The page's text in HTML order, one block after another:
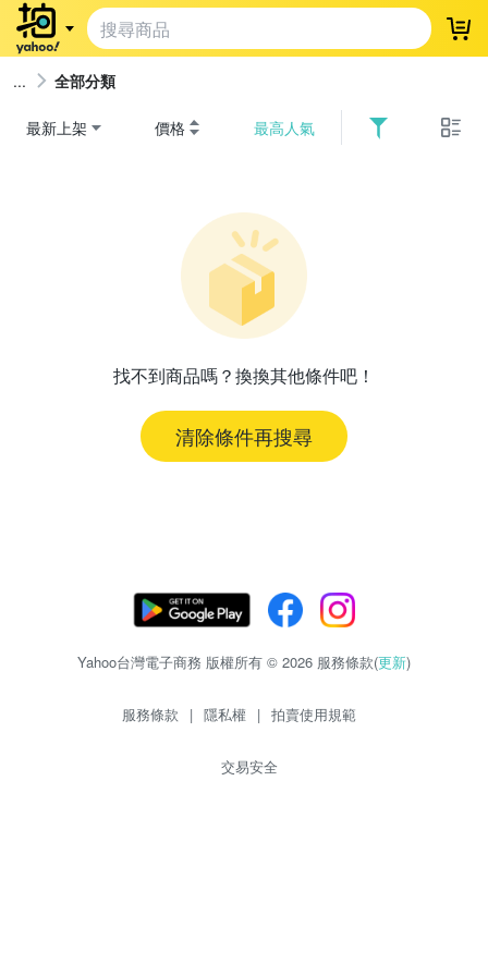
登
全部分類
最新上架 價格 最高人氣
找不到商品嗎？換換其他條件吧！
清除條件再搜尋
Yahoo台灣電子商務 版權所有 © 2026 服務條款(更新)
服務條款 | 隱私權 | 拍賣使用規範
交易安全